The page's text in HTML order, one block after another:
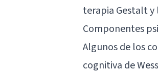
terapia Gestalt y
Componentes
Algunos de los
cognitiva de